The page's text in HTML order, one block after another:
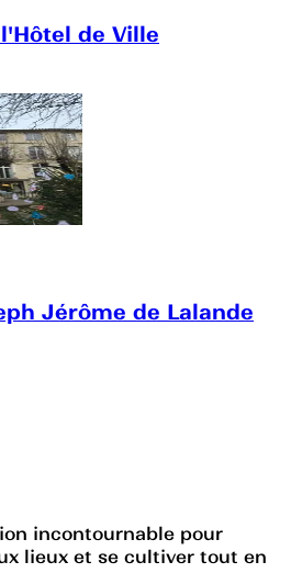
de Ville
Jérôme de Lalande
incontournable pour
lieux et se cultiver tout en